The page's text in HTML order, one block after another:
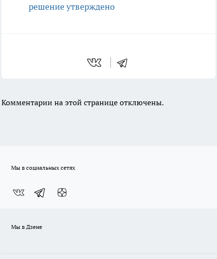
решение утверждено
Комментарии на этой странице отключены.
Мы в социальных сетях
Мы в Дзене